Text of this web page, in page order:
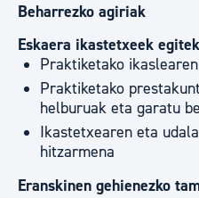
Beharrezko agiriak
Eskaera ikastetxeek
Praktiketako
Praktiketako
helburuak eta garatu
Ikastetxearen eta
hitzarmena
Eranskinen gehienezko